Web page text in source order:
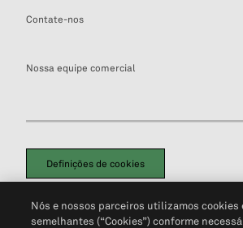
Contate-nos
Nossa equipe comercial
Definições de cookies
Política de PrivacidadePortal de privacidade do
Não Venda Minhas Informações Pessoais© 2026
Nós e nossos parceiros utilizamos cookies
semelhantes (“Cookies”) conforme